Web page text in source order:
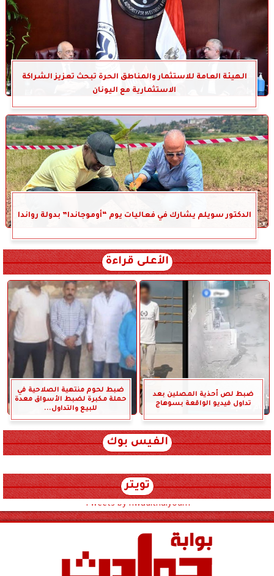
الهيئة العامة للاستثمار والمناطق الحرة تبحث تعزيز الشراكة
الاستثمارية مع اليونان
الدكتور سويلم يشارك في فعاليات يوم “أوموجاندا” بدولة رواندا
الأعلى قراءة
ضبط لص أحذية المصلين بعد
تداول فيديو الواقعة بسوهاج
ضبط لحوم منتهية الصلاحية في
حملة مكبرة لضبط الأسواق معدة
للبيع والتداول...
الفيس بوك
تويتر
Tweets by hwadithalyoum